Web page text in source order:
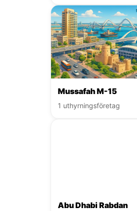
Mussafah M-15
1 uthyrningsföretag
Abu Dhabi Rabdan